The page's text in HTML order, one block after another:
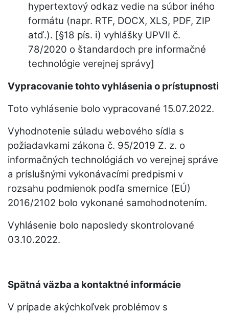
hypertextový odkaz vedie na súbor iného
formátu (napr. RTF, DOCX, XLS, PDF, ZIP
atď.). [§18 pís. i) vyhlášky UPVII č.
78/2020 o štandardoch pre informačné
technológie verejnej správy]
Vypracovanie tohto vyhlásenia o prístupnosti
Toto vyhlásenie bolo vypracované 15.07.2022.
Vyhodnotenie súladu webového sídla s
požiadavkami zákona č. 95/2019 Z. z. o
informačných technológiách vo verejnej správe
a príslušnými vykonávacími predpismi v
rozsahu podmienok podľa smernice (EÚ)
2016/2102 bolo vykonané samohodnotením.
Vyhlásenie bolo naposledy skontrolované
03.10.2022.
Spätná väzba a kontaktné informácie
V prípade akýchkoľvek problémov s